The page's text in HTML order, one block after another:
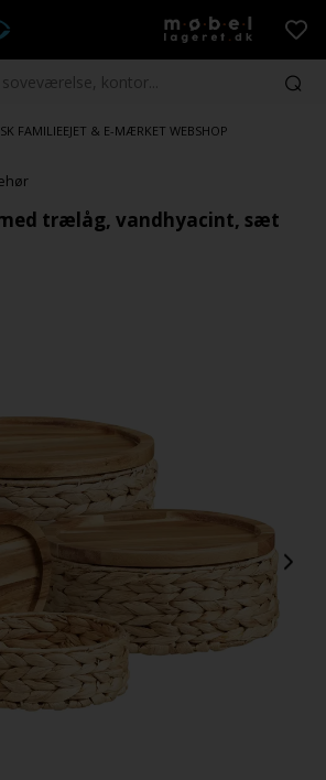
FAMILIEEJET & E-MÆRKET WEBSHOP
trælåg, vandhyacint, sæt